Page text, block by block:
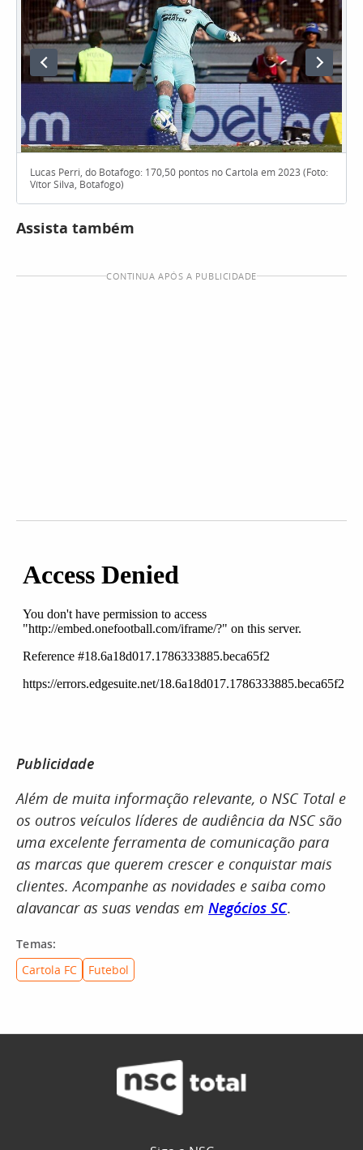
Lucas Perri, do Botafogo: 170,50 pontos no Cartola em 2023 (Foto:
Vítor Silva, Botafogo)
Assista também
CONTINUA APÓS A PUBLICIDADE
Publicidade
Além de muita informação relevante, o NSC Total e
os outros veículos líderes de audiência da NSC são
uma excelente ferramenta de comunicação para
as marcas que querem crescer e conquistar mais
clientes. Acompanhe as novidades e saiba como
alavancar as suas vendas em Negócios SC.
Temas:
Cartola FC
Futebol